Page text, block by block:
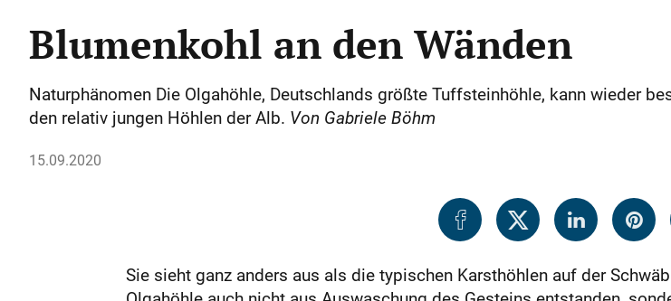
Blumenkohl an den Wänden
Naturphänomen Die Olgahöhle, Deutschlands größte Tuffsteinhöhle, kann wieder
den relativ jungen Höhlen der Alb. Von Gabriele Böhm
15.09.2020
Sie sieht ganz anders aus als die typischen Karsthöhlen auf der